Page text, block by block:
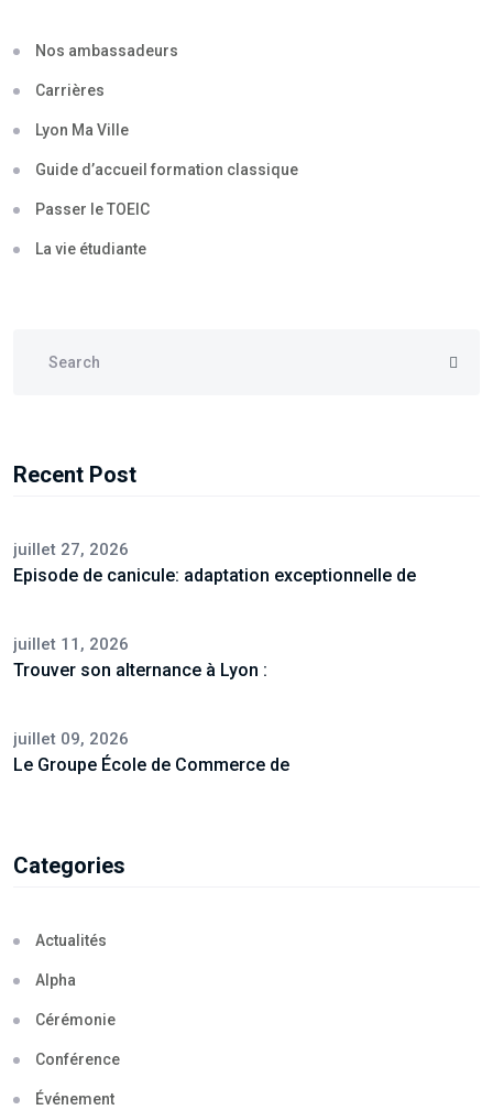
Nos ambassadeurs
Carrières
Lyon Ma Ville
Guide d’accueil formation classique
Passer le TOEIC
La vie étudiante
Recent Post
juillet 27, 2026
Episode de canicule: adaptation exceptionnelle de
juillet 11, 2026
Trouver son alternance à Lyon :
juillet 09, 2026
Le Groupe École de Commerce de
Categories
Actualités
Alpha
Cérémonie
Conférence
Événement